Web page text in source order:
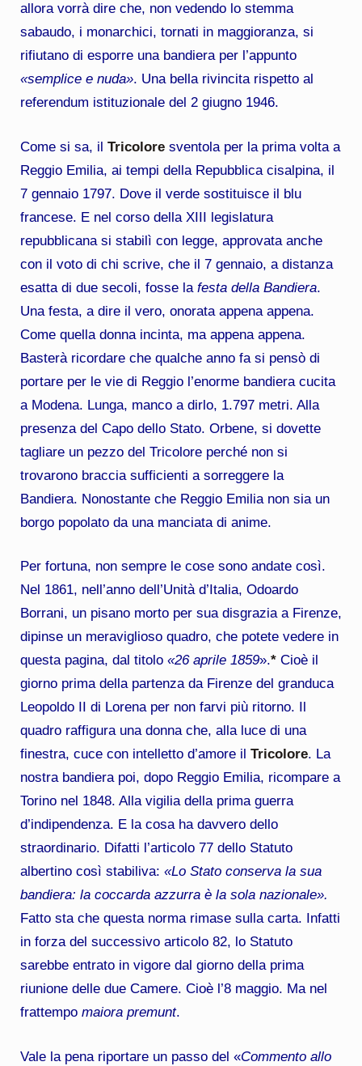
allora vorrà dire che, non vedendo lo stemma
sabaudo, i monarchici, tornati in maggioranza, si
rifiutano di esporre una bandiera per l’appunto
«semplice e nuda». Una bella rivincita rispetto al
referendum istituzionale del 2 giugno 1946.
Come si sa, il Tricoloresventola per la prima volta a
Reggio Emilia, ai tempi della Repubblica cisalpina, il
7 gennaio 1797. Dove il verde sostituisce il blu
francese. E nel corso della XIII legislatura
repubblicana si stabilì con legge, approvata anche
con il voto di chi scrive, che il 7 gennaio, a distanza
esatta di due secoli, fosse la festa della Bandiera.
Una festa, a dire il vero, onorata appena appena.
Come quella donna incinta, ma appena appena.
Basterà ricordare che qualche anno fa si pensò di
portare per le vie di Reggio l’enorme bandiera cucita
a Modena. Lunga, manco a dirlo, 1.797 metri. Alla
presenza del Capo dello Stato. Orbene, si dovette
tagliare un pezzo del Tricolore perché non si
trovarono braccia sufficienti a sorreggere la
Bandiera. Nonostante che Reggio Emilia non sia un
borgo popolato da una manciata di anime.
Per fortuna, non sempre le cose sono andate così.
Nel 1861, nell’anno dell’Unità d’Italia, Odoardo
Borrani, un pisano morto per sua disgrazia a Firenze,
dipinse un meraviglioso quadro, che potete vedere in
questa pagina, dal titolo «26 aprile 1859».*Cioè il
giorno prima della partenza da Firenze del granduca
Leopoldo II di Lorena per non farvi più ritorno. Il
quadro raffigura una donna che, alla luce di una
finestra, cuce con intelletto d’amore il Tricolore. La
nostra bandiera poi, dopo Reggio Emilia, ricompare a
Torino nel 1848. Alla vigilia della prima guerra
d’indipendenza. E la cosa ha davvero dello
straordinario. Difatti l’articolo 77 dello Statuto
albertino così stabiliva: «Lo Stato conserva la sua
bandiera: la coccarda azzurra è la sola nazionale».
Fatto sta che questa norma rimase sulla carta. Infatti
in forza del successivo articolo 82, lo Statuto
sarebbe entrato in vigore dal giorno della prima
riunione delle due Camere. Cioè l’8 maggio. Ma nel
frattempo maiora premunt.
Vale la pena riportare un passo del «Commento allo